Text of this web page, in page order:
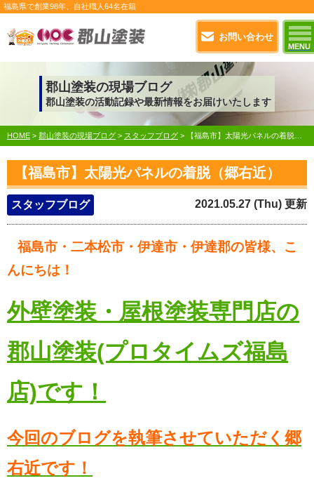
お問い合わせ
MENU
福島県で創業98年 、自社職人 64名在籍
郡山塗装の現場ブログ
郡山塗装の活動記録や最新情報をお届けいたします
HOME > 郡山塗装の現場ブログ > スタッフブログ > 【福島市】太陽光パネルの着脱（郷右近）
【福島市】太陽光パネルの着脱（郷右近）
スタッフブログ 2021.05.27 (Thu) 更新
福島市・二本松市・伊達市・伊達郡の皆様、こ
んにちは！
外壁塗装・屋根塗装専門店の
郡山塗装(プロタイムズ福島
店)です！
今回のブログを執筆させていただく郷
右近です！